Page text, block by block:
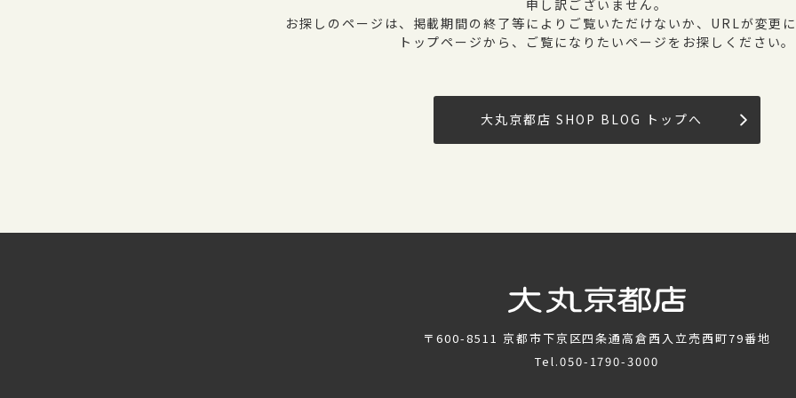
申し訳ございません。
お探しのページは、掲載期間の終了等によりご覧いただけないか、URLが変更に
トップページから、ご覧になりたいページをお探しください。
大丸京都店 SHOP BLOG トップへ
〒600-8511 京都市下京区四条通高倉西入立売西町79番地
Tel.050-1790-3000